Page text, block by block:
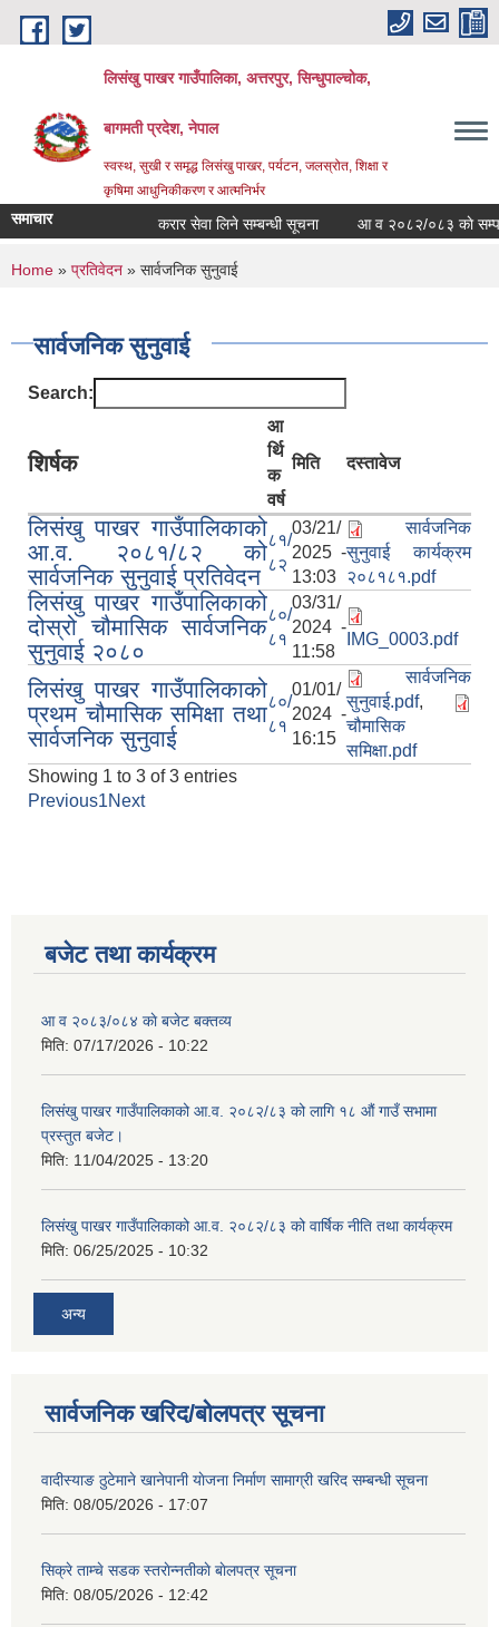
Skip to main content
लिसंखु पाखर गाउँपालिका, अत्तरपुर, सिन्धुपाल्चोक,
बागमती प्रदेश, नेपाल
स्वस्थ, सुखी र समृद्ध लिसंखु पाखर, पर्यटन, जलस्रोत, शिक्षा र
कृषिमा आधुनिकीकरण र आत्मनिर्भर
समाचार करार सेवा लिने सम्बन्धी सूचना आ व २०८२/०८३ काे सम्पत्ति
You are here
Home » प्रतिवेदन » सार्वजनिक सुनुवाई
सार्वजनिक सुनुवाई
Search:
शिर्षक
आ
र्थि
क
वर्ष
मिति दस्तावेज
लिसंखु पाखर गाउँपालिकाको
आ.व. २०८१/८२ को
सार्वजनिक सुनुवाई प्रतिवेदन
८१/
८२
03/21/
2025 -
13:03
सार्वजनिक
सुनुवाई कार्यक्रम
२०८१८१.pdf
लिसंखु पाखर गाउँपालिकाको
दोस्रो चौमासिक सार्वजनिक
सुनुवाई २०८०
८०/
८१
03/31/
2024 -
11:58
IMG_0003.pdf
लिसंखु पाखर गाउँपालिकाको
प्रथम चौमासिक समिक्षा तथा
सार्वजनिक सुनुवाई
८०/
८१
01/01/
2024 -
16:15
सार्वजनिक
सुनुवाई.pdf,
चौमासिक
समिक्षा.pdf
Showing 1 to 3 of 3 entries
Previous1Next
बजेट तथा कार्यक्रम
आ व २०८३/०८४ काे बजेट बक्तव्य
मिति: 07/17/2026 - 10:22
लिसंखु पाखर गाउँपालिकाको आ.व. २०८२/८३ को लागि १८ औं गाउँ सभामा
प्रस्तुत बजेट।
मिति: 11/04/2025 - 13:20
लिसंखु पाखर गाउँपालिकाको आ.व. २०८२/८३ को वार्षिक नीति तथा कार्यक्रम
मिति: 06/25/2025 - 10:32
अन्य
सार्वजनिक खरिद/बोलपत्र सूचना
वादीस्याङ ठुटेमाने खानेपानी याेजना निर्माण सामाग्री खरिद सम्बन्धी सूचना
मिति: 08/05/2026 - 17:07
सिक्रे ताम्चे सडक स्तराेन्नतीकाे बाेलपत्र सूचना
मिति: 08/05/2026 - 12:42